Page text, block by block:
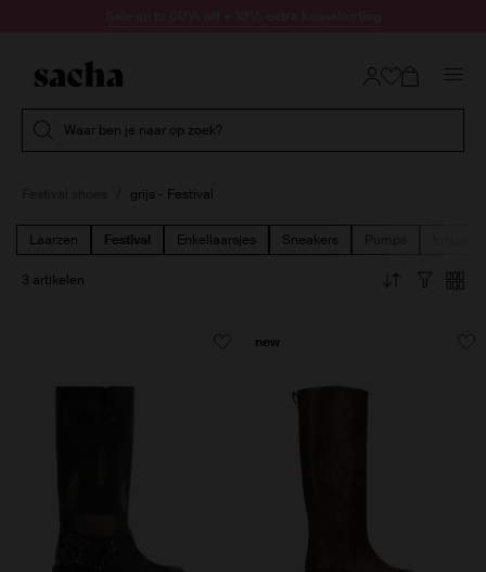
Waar ben je naar op zoek?
grijs - Festival
Laarzen Festival Enkellaarsjes Sneakers Pumps
3 artikelen
new